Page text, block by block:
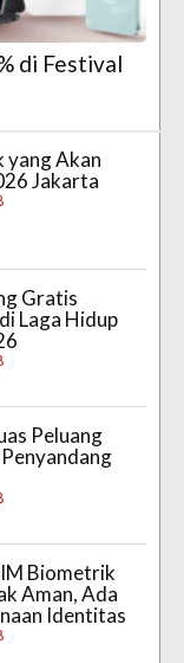
di Festival
Akan
Jakarta
Gratis
Laga Hidup
Peluang
Biometrik
Aman, Ada
Identitas